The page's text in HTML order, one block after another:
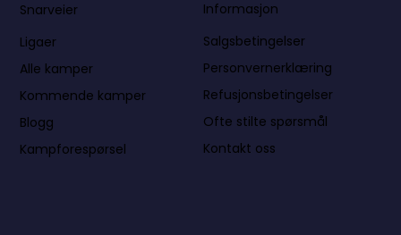
Snarveier
Ligaer
Alle kamper
Kommende kamper
Blogg
Kampforespørsel
Informasjon
Salgsbetingelser
Personvernerklæring
Refusjonsbetingelser
Ofte stilte spørsmål
Kontakt oss